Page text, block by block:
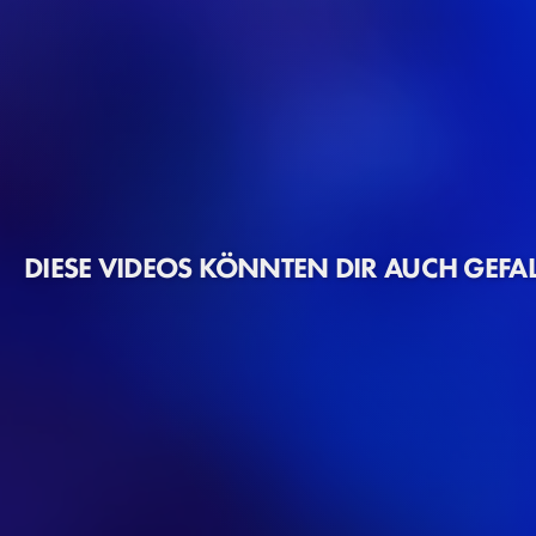
DIESE VIDEOS KÖNNTEN DIR AUCH